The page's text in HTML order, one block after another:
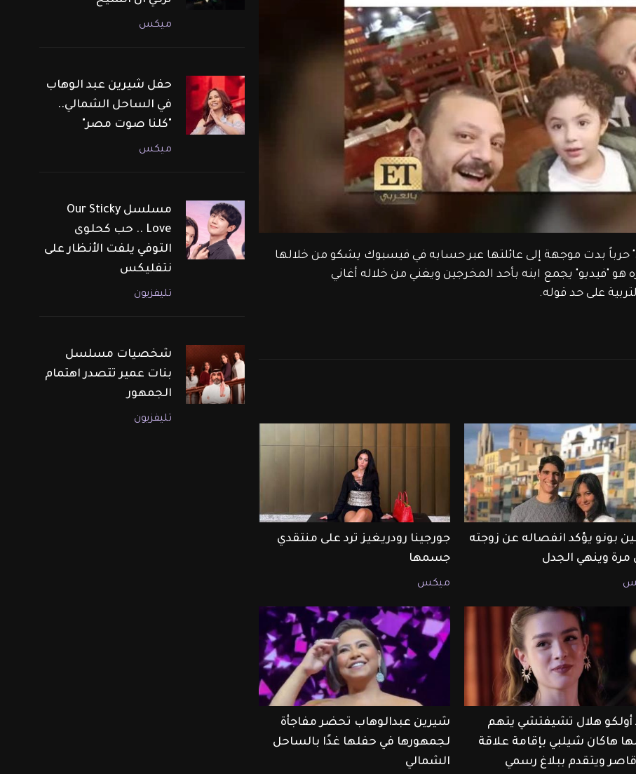
حرباً بدت موجهة إلى عائلتها عبر حسابه في فيسبوك يشكو من خلالها
هو "فيديو" يجمع ابنه بأحد المخرجين ويغني من خلاله أغاني
على حد قوله.
بونو يؤكد انفصاله عن زوجته
مرة وينهي الجدل
جورجينا رودريغيز ترد على منتقدي
جسمها
ميكس
أولكو هلال تشيفتشي يتهم
هاكان شيلبي بإقامة علاقة
ويتقدم ببلاغ رسمي
شيرين عبدالوهاب تحضر مفاجأة
لجمهورها في حفلها غدًا بالساحل
الشمالي
ميكس
حفل شيرين عبد الوهاب
في الساحل الشمالي..
"كلنا صوت مصر"
ميكس
مسلسل Our Sticky
Love .. حب كحلوى
التوفي يلفت الأنظار على
نتفليكس
تليفزيون
شخصيات مسلسل
بنات عمير تتصدر اهتمام
الجمهور
تليفزيون